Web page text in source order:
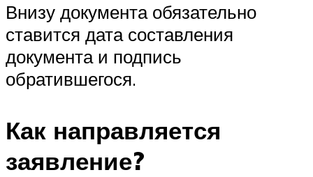
Внизу документа обязательно
ставится дата составления
документа и подпись
обратившегося.
Как направляется
заявление?